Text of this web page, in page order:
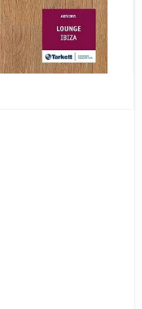
Dolce Flooring
ECO Parquet
EcoClick